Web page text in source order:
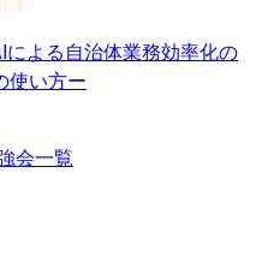
による自治体業務効率化の
使い方ー
会一覧